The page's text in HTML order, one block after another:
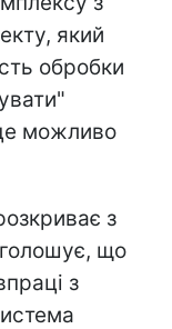
який
обробки
це можливо
з
що
з